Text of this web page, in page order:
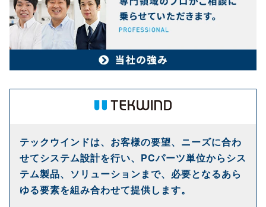
テックウインドは、お客様の要望、ニーズに合わ
せてシステム設計を行い、PCパーツ単位からシス
テム製品、ソリューションまで、必要となるあら
ゆる要素を組み合わせて提供します。